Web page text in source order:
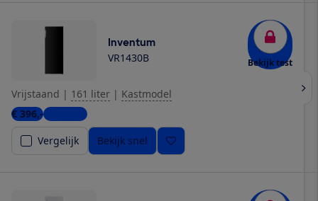
Inventum
VR1430B Bekijk test
Vrijstaand | 161 liter | Kastmodel
€ 396,-4 winkels
Vergelijk
Bekijk snel